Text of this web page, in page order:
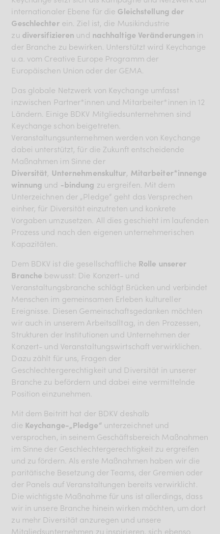
internationaler Ebene für die Gleichstellung der
Geschlechter ein. Ziel ist, die Musikindustrie
zu diversifizieren und nachhaltige Veränderungen in
der Branche zu bewirken. Unterstützt wird Keychange
u.a. vom Creative Europe Programm der
Europäischen Union oder der GEMA.
Das globale Netzwerk von Keychange umfasst
inzwischen Partner*innen und Mitarbeiter*innen in 12
Ländern. Einige BDKV Mitgliedsunternehmen sind
Keychange schon beigetreten.
Veranstaltungsunternehmen werden von Keychange
dabei unterstützt, für die Zukunft entscheidende
Maßnahmen im Sinne der
Diversität, Unternehmenskultur, Mitarbeiter*innenge
winnung und -bindung zu ergreifen. Mit dem
Unterzeichnen der „Pledge“ geht das Versprechen
einher, für Diversität einzutreten und konkrete
Vorgaben umzusetzen. All dies geschieht im laufenden
Prozess und nach den eigenen unternehmerischen
Kapazitäten.
Dem BDKV ist die gesellschaftliche Rolle unserer
Branche bewusst: Die Konzert- und
Veranstaltungsbranche schlägt Brücken und verbindet
Menschen im gemeinsamen Erleben kultureller
Ereignisse. Diesen Gemeinschaftsgedanken möchten
wir auch in unserem Arbeitsalltag, in den Prozessen,
Strukturen der Institutionen und Unternehmen der
Konzert- und Veranstaltungswirtschaft verwirklichen.
Dazu zählt für uns, Fragen der
Geschlechtergerechtigkeit und Diversität in unserer
Branche zu befördern und dabei eine vermittelnde
Position einzunehmen.
Mit dem Beitritt hat der BDKV deshalb
die Keychange-„Pledge“ unterzeichnet und
versprochen, in seinem Geschäftsbereich Maßnahmen
im Sinne der Geschlechtergerechtigkeit zu ergreifen
und zu fördern. Als erste Maßnahmen haben wir die
paritätische Besetzung der Teams, der Gremien oder
der Panels auf Veranstaltungen bereits verwirklicht.
Die wichtigste Maßnahme für uns ist allerdings, dass
wir in unsere Branche hinein wirken möchten, um dort
zu mehr Diversität anzuregen und unsere
Mitgliedsunternehmen zu inspirieren, sich ebenso